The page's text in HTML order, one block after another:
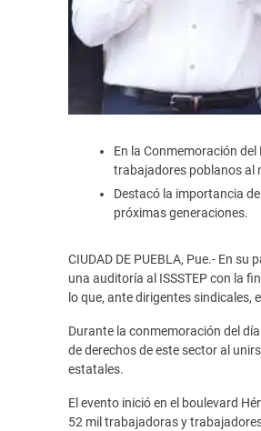
En la Conmemoración
trabajadores poblanos al
Destacó la importancia
próximas generaciones.
CIUDAD DE PUEBLA, Pue.- En
una auditoría al ISSSTEP con la
lo que, ante dirigentes
Durante la conmemoración del
de derechos de este sector al
estatales.
El evento inició en el boulevard
52 mil trabajadoras y